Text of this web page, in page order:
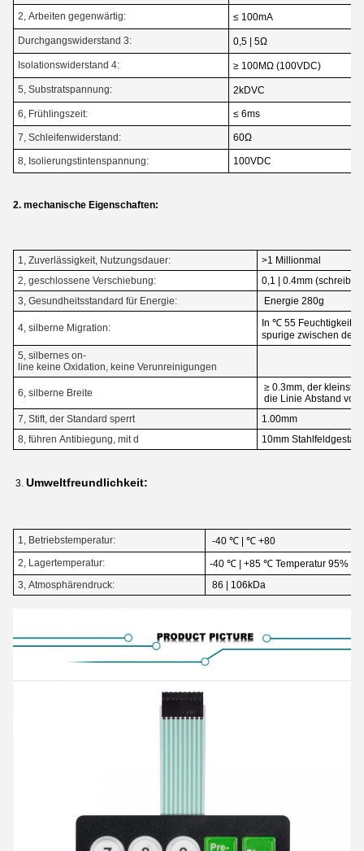
2, Arbeiten gegenwärtig: ≤ 100mA
Durchgangswiderstand 3: 0,5 | 5Ω
Isolationswiderstand 4: ≥ 100MΩ (100VDC)
5, Substratspannung: 2kDVC
6, Frühlingszeit: ≤ 6ms
7, Schleifenwiderstand: 60Ω
8, Isolierungstintenspannung: 100VDC
2. mechanische Eigenschaften:
1, Zuverlässigkeit, Nutzungsdauer:
>1 Millionmal
2, geschlossene Verschiebung:
0,1 | 0.4mm
3, Gesundheitsstandard für Energie:
Energie 280g
4, silberne Migration:
In ℃ 55 Feuchtigkeit
spurige zwischen
5, silbernes on-
line keine Oxidation, keine Verunreinigungen
6, silberne Breite
≥ 0.3mm, der kleinste
die Linie Abstand
7, Stift, der Standard sperrt
1.00mm
8, führen Antibiegung, mit d
10mm
3. Umweltfreundlichkeit:
1, Betriebstemperatur:
-40 ℃ | ℃ +80
2, Lagertemperatur:
-40 ℃ | +85 ℃ Temperatur 95% ±
3, Atmosphärendruck:
86 | 106kDa